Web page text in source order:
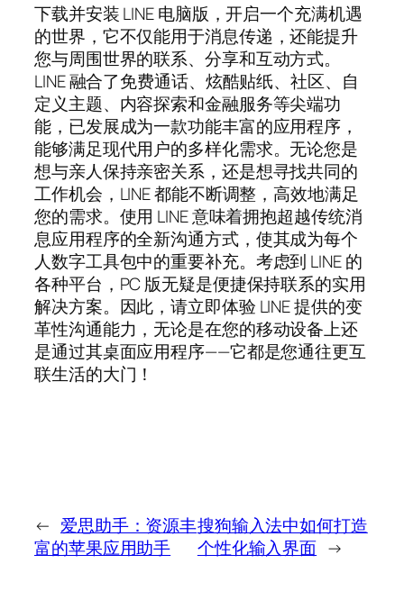
下载并安装 LINE 电脑版，开启一个充满机遇
的世界，它不仅能用于消息传递，还能提升
您与周围世界的联系、分享和互动方式。
LINE 融合了免费通话、炫酷贴纸、社区、自
定义主题、内容探索和金融服务等尖端功
能，已发展成为一款功能丰富的应用程序，
能够满足现代用户的多样化需求。无论您是
想与亲人保持亲密关系，还是想寻找共同的
工作机会，LINE 都能不断调整，高效地满足
您的需求。使用 LINE 意味着拥抱超越传统消
息应用程序的全新沟通方式，使其成为每个
人数字工具包中的重要补充。考虑到 LINE 的
各种平台，PC 版无疑是便捷保持联系的实用
解决方案。因此，请立即体验 LINE 提供的变
革性沟通能力，无论是在您的移动设备上还
是通过其桌面应用程序——它都是您通往更互
联生活的大门！
← 爱思助手：资源丰
富的苹果应用助手
搜狗输入法中如何打造
个性化输入界面 →